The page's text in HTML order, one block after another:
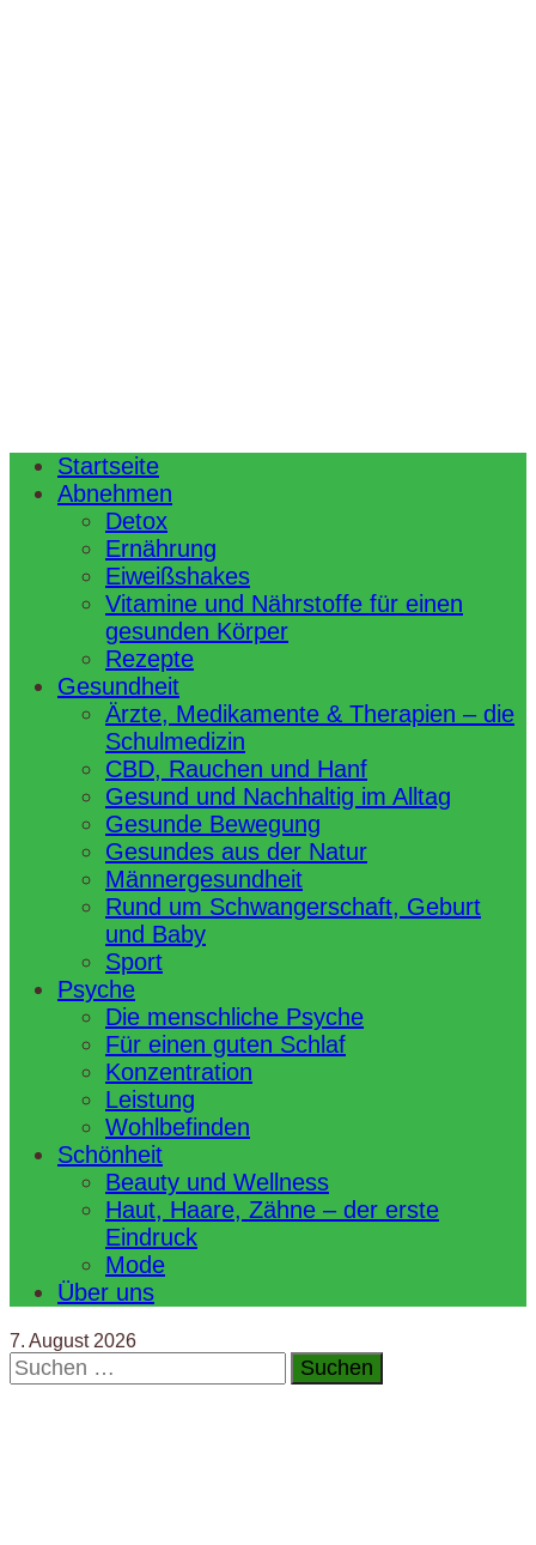
Startseite
Abnehmen
Detox
Ernährung
Eiweißshakes
Vitamine und Nährstoffe für einen
gesunden Körper
Rezepte
Gesundheit
Ärzte, Medikamente & Therapien – die
Schulmedizin
CBD, Rauchen und Hanf
Gesund und Nachhaltig im Alltag
Gesunde Bewegung
Gesundes aus der Natur
Männergesundheit
Rund um Schwangerschaft, Geburt
und Baby
Sport
Psyche
Die menschliche Psyche
Für einen guten Schlaf
Konzentration
Leistung
Wohlbefinden
Schönheit
Beauty und Wellness
Haut, Haare, Zähne – der erste
Eindruck
Mode
Über uns
7. August 2026
Suchen
nach: